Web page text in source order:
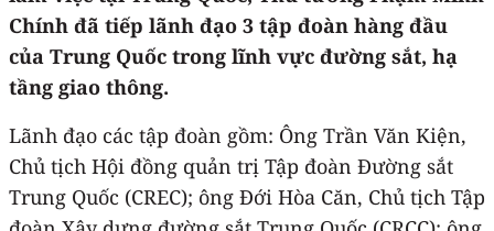
Chính đã tiếp lãnh đạo 3 tập đoàn hàng đầu
của Trung Quốc trong lĩnh vực đường sắt, hạ
tầng giao thông.
Lãnh đạo các tập đoàn gồm: Ông Trần Văn Kiện,
Chủ tịch Hội đồng quản trị Tập đoàn Đường sắt
Trung Quốc (CREC); ông Đới Hòa Căn, Chủ tịch Tập